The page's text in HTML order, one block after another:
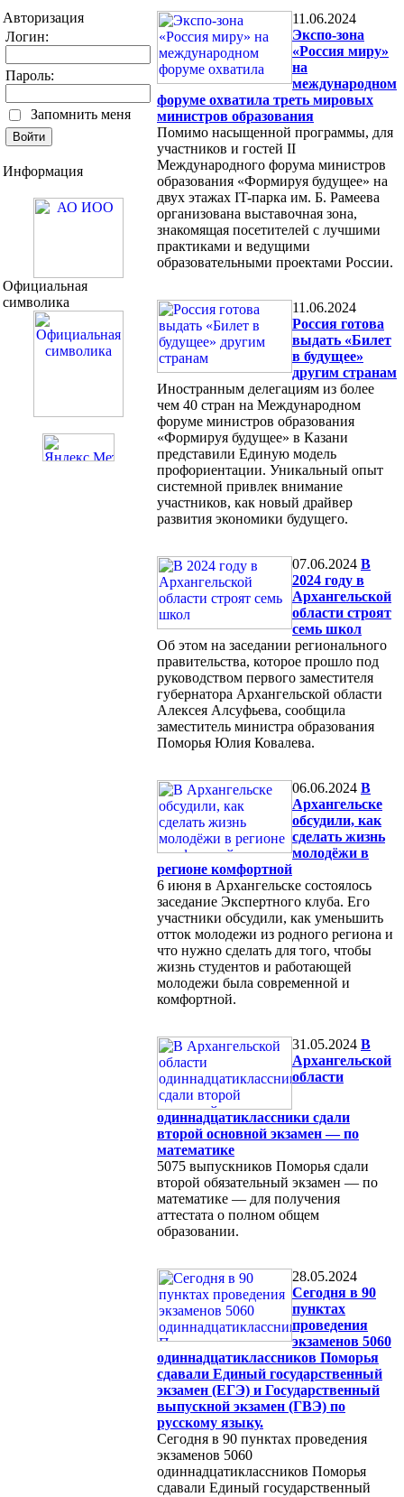
Авторизация
Логин:
Пароль:
Запомнить меня
Информация
Официальная
символика
11.06.2024
Экспо-зона
«Россия миру»
на
международном
форуме охватила треть мировых
министров образования
Помимо насыщенной программы, для
участников и гостей II
Международного форума министров
образования «Формируя будущее» на
двух этажах IT-парка им. Б. Рамеева
организована выставочная зона,
знакомящая посетителей с лучшими
практиками и ведущими
образовательными проектами России.
11.06.2024
Россия готова
выдать «Билет
в будущее»
другим странам
Иностранным делегациям из более
чем 40 стран на Международном
форуме министров образования
«Формируя будущее» в Казани
представили Единую модель
профориентации. Уникальный опыт
системной привлек внимание
участников, как новый драйвер
развития экономики будущего.
07.06.2024 В
2024 году в
Архангельской
области строят
семь школ
Об этом на заседании регионального
правительства, которое прошло под
руководством первого заместителя
губернатора Архангельской области
Алексея Алсуфьева, сообщила
заместитель министра образования
Поморья Юлия Ковалева.
06.06.2024 В
Архангельске
обсудили, как
сделать жизнь
молодёжи в
регионе комфортной
6 июня в Архангельске состоялось
заседание Экспертного клуба. Его
участники обсудили, как уменьшить
отток молодежи из родного региона и
что нужно сделать для того, чтобы
жизнь студентов и работающей
молодежи была современной и
комфортной.
31.05.2024 В
Архангельской
области
одиннадцатиклассники сдали
второй основной экзамен — по
математике
5075 выпускников Поморья сдали
второй обязательный экзамен — по
математике — для получения
аттестата о полном общем
образовании.
28.05.2024
Сегодня в 90
пунктах
проведения
экзаменов 5060
одиннадцатиклассников Поморья
сдавали Единый государственный
экзамен (ЕГЭ) и Государственный
выпускной экзамен (ГВЭ) по
русскому языку.
Сегодня в 90 пунктах проведения
экзаменов 5060
одиннадцатиклассников Поморья
сдавали Единый государственный